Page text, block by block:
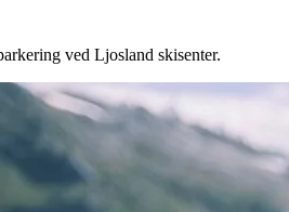
ved Ljosland skisenter.